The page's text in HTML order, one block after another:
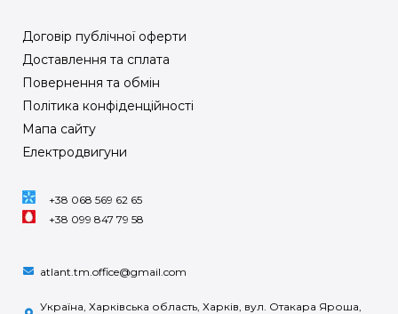
Договір публічної оферти
Доставлення та сплата
Повернення та обмін
Політика конфіденційності
Мапа сайту
Електродвигуни
+38 068 569 62 65
+38 099 847 79 58
atlant.tm.office@gmail.com
Україна, Харківська область, Харків, вул. Отакара Яроша,